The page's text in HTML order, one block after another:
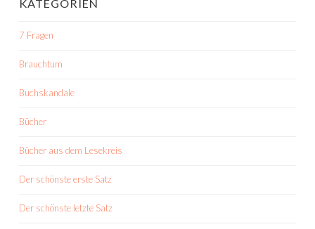
KATEGORIEN
7 Fragen
Brauchtum
Buchskandale
Bücher
Bücher aus dem Lesekreis
Der schönste erste Satz
Der schönste letzte Satz